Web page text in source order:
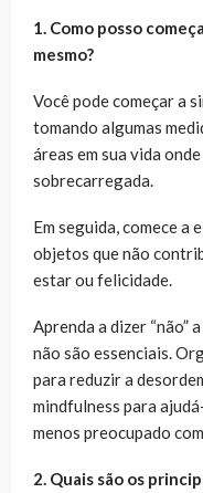
1. Como posso
mesmo?
Você pode começar a
tomando algumas
áreas em sua vida
sobrecarregada.
Em seguida, comece a
objetos que não
estar ou felicidade.
Aprenda a dizer “não”
não são essenciais.
para reduzir a
mindfulness para
menos preocupado
2. Quais são os